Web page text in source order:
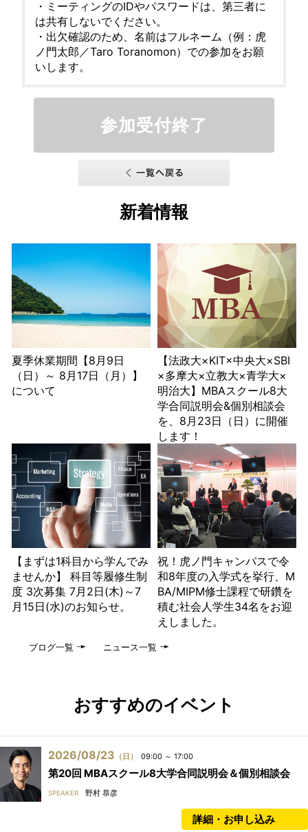
・ミーティングのIDやパスワードは、第三者に
は共有しないでください。
・出欠確認のため、名前はフルネーム（例：虎
ノ門太郎／Taro Toranomon）での参加をお願
いします。
参加受付終了
新着情報
夏季休業期間【8月9日
（日）～ 8月17日（月）】
について
【法政大×KIT×中央大×SBI
×多摩大×立教大×青学大×
明治大】MBAスクール8大
学合同説明会&個別相談会
を、8月23日（日）に開催
します！
【まずは1科目から学んでみ
ませんか】 科目等履修生制
度 3次募集 7月2日(木)～7
月15日(水)のお知らせ。
祝！虎ノ門キャンパスで令
和8年度の入学式を挙行、M
BA/MIPM修士課程で研鑽を
積む社会人学生34名をお迎
えしました。
ブログ一覧 ニュース一覧
おすすめのイベント
2026/08/23 （日） 09:00 ～ 17:00
第20回 MBAスクール8大学合同説明会＆個別相談会
SPEAKER 野村 恭彦
詳細・お申し込み